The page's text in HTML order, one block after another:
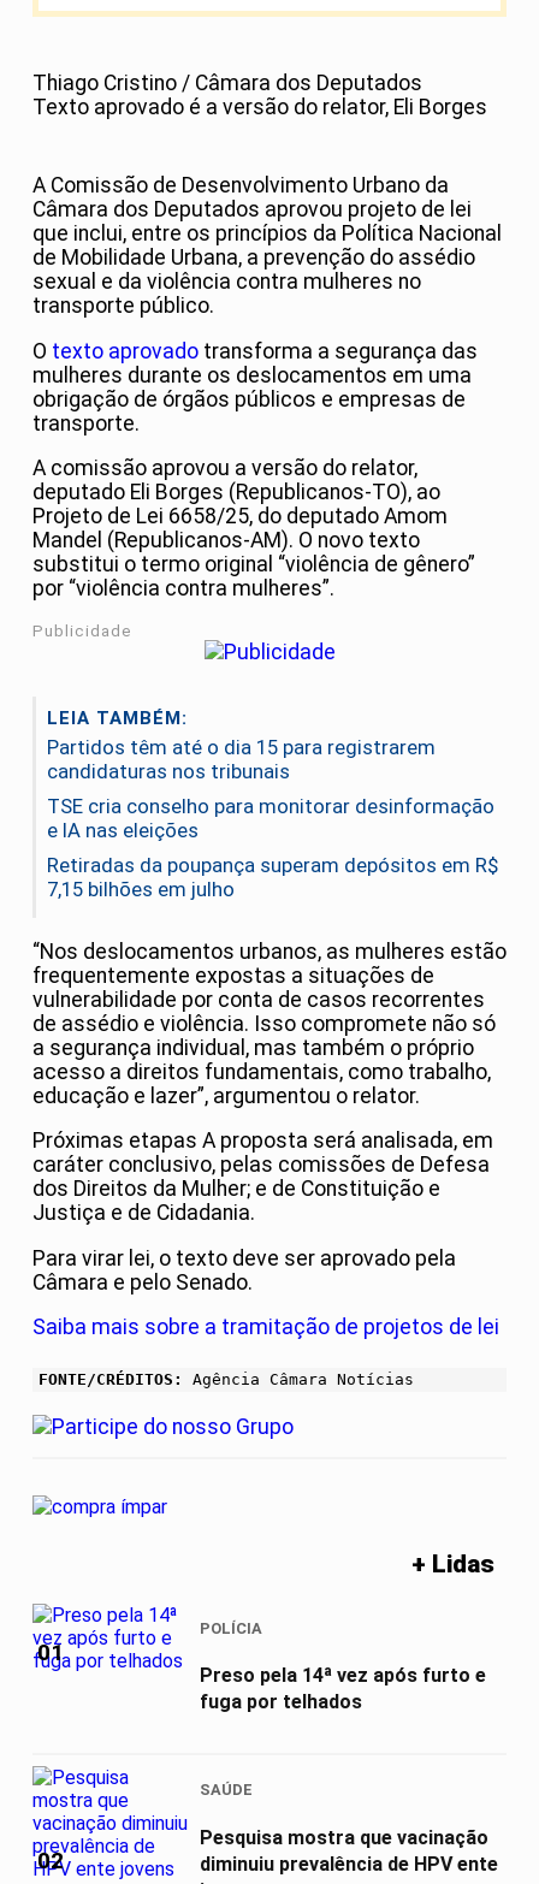
Thiago Cristino / Câmara dos Deputados
Texto aprovado é a versão do relator, Eli Borges
A Comissão de Desenvolvimento Urbano da
Câmara dos Deputados aprovou projeto de lei
que inclui, entre os princípios da Política Nacional
de Mobilidade Urbana, a prevenção do assédio
sexual e da violência contra mulheres no
transporte público.
O texto aprovado transforma a segurança das
mulheres durante os deslocamentos em uma
obrigação de órgãos públicos e empresas de
transporte.
A comissão aprovou a versão do relator,
deputado Eli Borges (Republicanos-TO), ao
Projeto de Lei 6658/25, do deputado Amom
Mandel (Republicanos-AM). O novo texto
substitui o termo original “violência de gênero”
por “violência contra mulheres”.
Publicidade
LEIA TAMBÉM:
Partidos têm até o dia 15 para registrarem
candidaturas nos tribunais
TSE cria conselho para monitorar desinformação
e IA nas eleições
Retiradas da poupança superam depósitos em R$
7,15 bilhões em julho
“Nos deslocamentos urbanos, as mulheres estão
frequentemente expostas a situações de
vulnerabilidade por conta de casos recorrentes
de assédio e violência. Isso compromete não só
a segurança individual, mas também o próprio
acesso a direitos fundamentais, como trabalho,
educação e lazer”, argumentou o relator.
Próximas etapas A proposta será analisada, em
caráter conclusivo, pelas comissões de Defesa
dos Direitos da Mulher; e de Constituição e
Justiça e de Cidadania.
Para virar lei, o texto deve ser aprovado pela
Câmara e pelo Senado.
Saiba mais sobre a tramitação de projetos de lei
FONTE/CRÉDITOS: Agência Câmara Notícias
+ Lidas
01
POLÍCIA
Preso pela 14ª vez após furto e
fuga por telhados
02
SAÚDE
Pesquisa mostra que vacinação
diminuiu prevalência de HPV ente